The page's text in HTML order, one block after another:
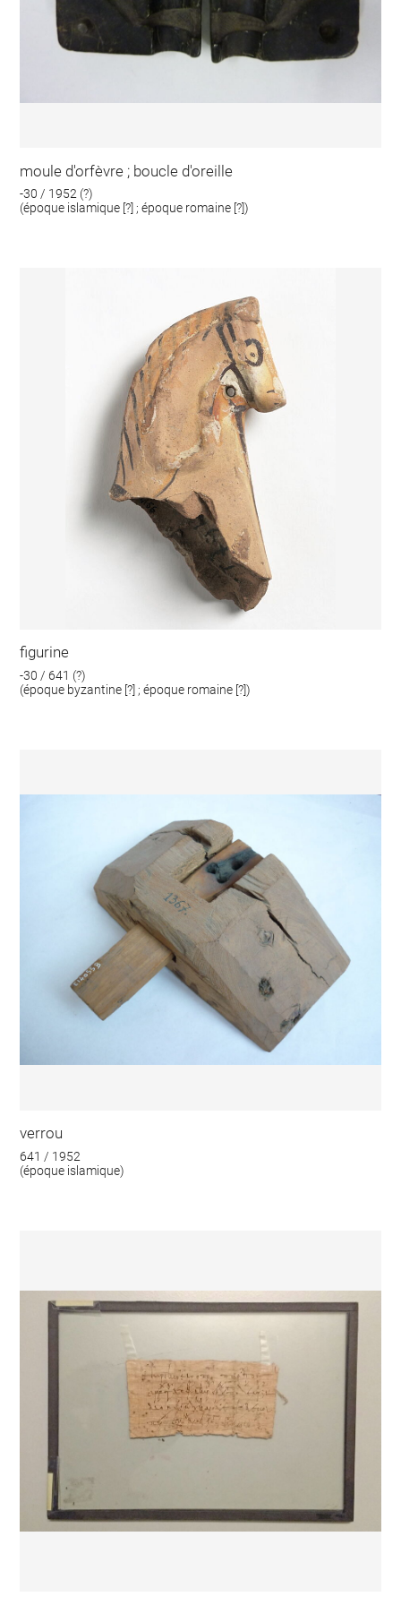
moule d'orfèvre ; boucle d'oreille
-30 / 1952 (?)
(époque islamique [?] ; époque romaine [?])
figurine
-30 / 641 (?)
(époque byzantine [?] ; époque romaine [?])
verrou
641 / 1952
(époque islamique)